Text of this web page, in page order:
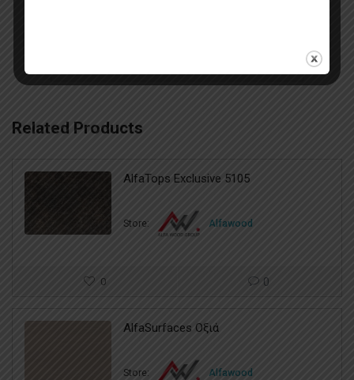
Related Products
AlfaTops Exclusive 5105
Store: Alfawood
0 0
AlfaSurfaces Οξιά
Store: Alfawood